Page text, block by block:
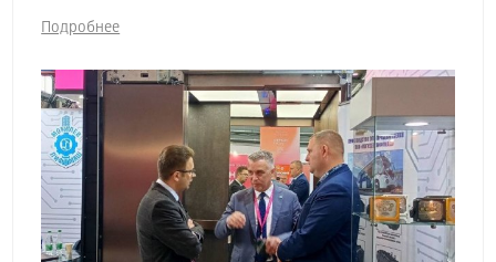
Подробнее